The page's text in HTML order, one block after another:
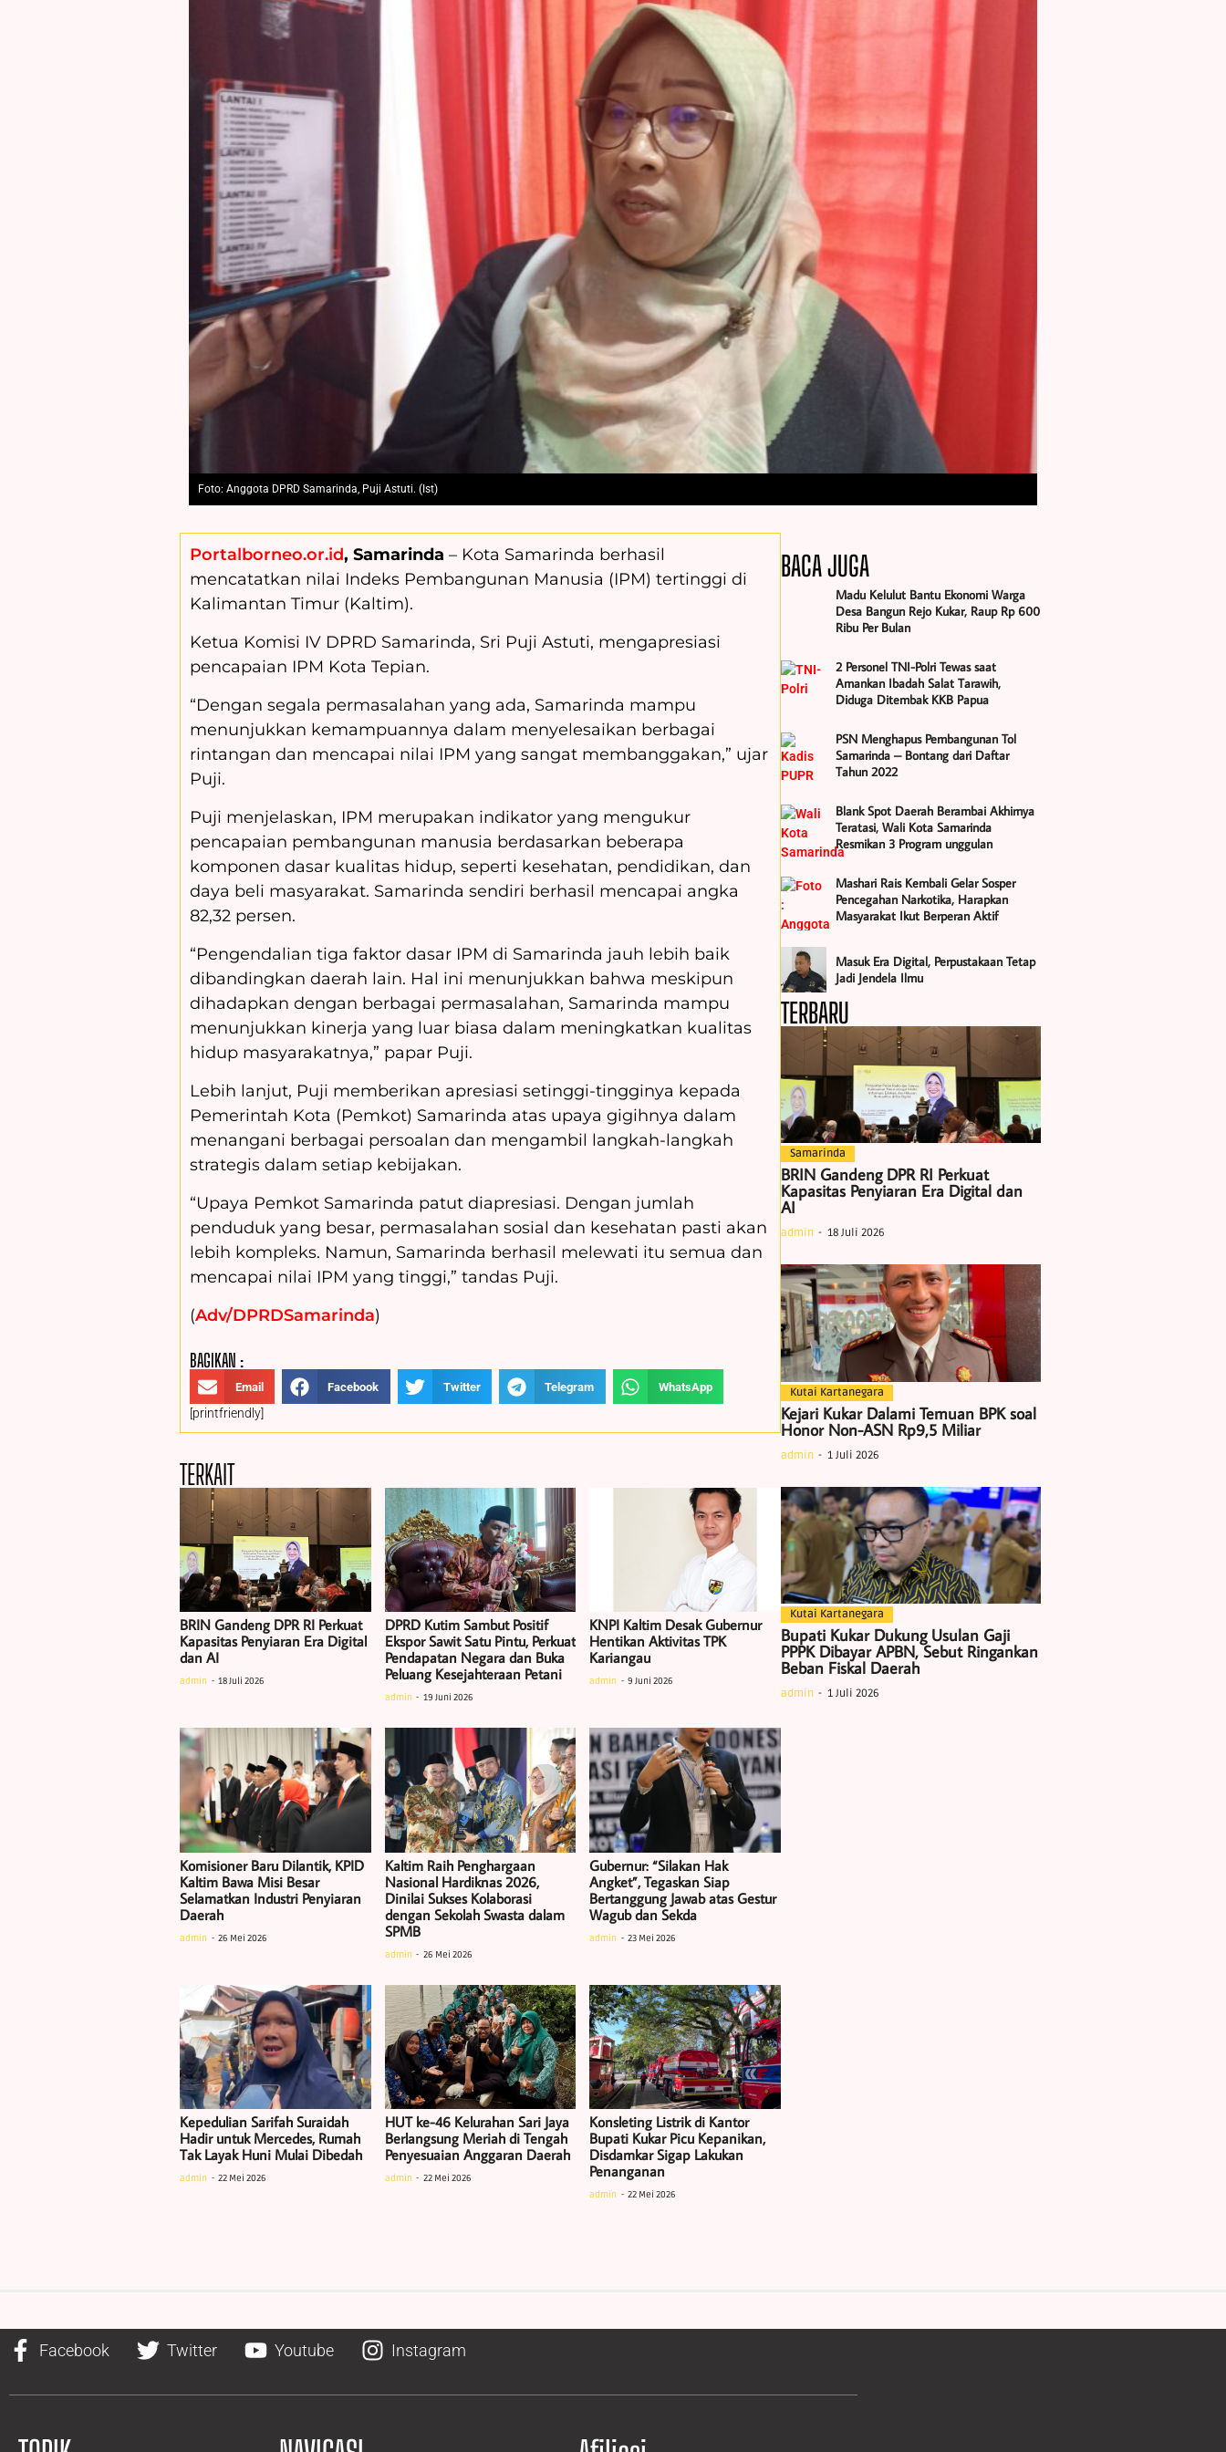
Foto: Anggota DPRD Samarinda, Puji Astuti. (Ist)
Portalborneo.or.id, Samarinda – Kota Samarinda berhasil
mencatatkan nilai Indeks Pembangunan Manusia (IPM) tertinggi di
Kalimantan Timur (Kaltim).
Ketua Komisi IV DPRD Samarinda, Sri Puji Astuti, mengapresiasi
pencapaian IPM Kota Tepian.
“Dengan segala permasalahan yang ada, Samarinda mampu
menunjukkan kemampuannya dalam menyelesaikan berbagai
rintangan dan mencapai nilai IPM yang sangat membanggakan,” ujar
Puji.
Puji menjelaskan, IPM merupakan indikator yang mengukur
pencapaian pembangunan manusia berdasarkan beberapa
komponen dasar kualitas hidup, seperti kesehatan, pendidikan, dan
daya beli masyarakat. Samarinda sendiri berhasil mencapai angka
82,32 persen.
“Pengendalian tiga faktor dasar IPM di Samarinda jauh lebih baik
dibandingkan daerah lain. Hal ini menunjukkan bahwa meskipun
dihadapkan dengan berbagai permasalahan, Samarinda mampu
menunjukkan kinerja yang luar biasa dalam meningkatkan kualitas
hidup masyarakatnya,” papar Puji.
Lebih lanjut, Puji memberikan apresiasi setinggi-tingginya kepada
Pemerintah Kota (Pemkot) Samarinda atas upaya gigihnya dalam
menangani berbagai persoalan dan mengambil langkah-langkah
strategis dalam setiap kebijakan.
“Upaya Pemkot Samarinda patut diapresiasi. Dengan jumlah
penduduk yang besar, permasalahan sosial dan kesehatan pasti akan
lebih kompleks. Namun, Samarinda berhasil melewati itu semua dan
mencapai nilai IPM yang tinggi,” tandas Puji.
(Adv/DPRDSamarinda)
BAGIKAN :
Email Facebook Twitter Telegram WhatsApp
[printfriendly]
TERKAIT
BRIN Gandeng DPR RI Perkuat
Kapasitas Penyiaran Era Digital
dan AI
admin 18 Juli 2026
DPRD Kutim Sambut Positif
Ekspor Sawit Satu Pintu, Perkuat
Pendapatan Negara dan Buka
Peluang Kesejahteraan Petani
admin 19 Juni 2026
KNPI Kaltim Desak Gubernur
Hentikan Aktivitas TPK
Kariangau
admin 9 Juni 2026
Komisioner Baru Dilantik, KPID
Kaltim Bawa Misi Besar
Selamatkan Industri Penyiaran
Daerah
admin 26 Mei 2026
Kaltim Raih Penghargaan
Nasional Hardiknas 2026,
Dinilai Sukses Kolaborasi
dengan Sekolah Swasta dalam
SPMB
admin 26 Mei 2026
Gubernur: “Silakan Hak
Angket”, Tegaskan Siap
Bertanggung Jawab atas Gestur
Wagub dan Sekda
admin 23 Mei 2026
Kepedulian Sarifah Suraidah
Hadir untuk Mercedes, Rumah
Tak Layak Huni Mulai Dibedah
admin 22 Mei 2026
HUT ke-46 Kelurahan Sari Jaya
Berlangsung Meriah di Tengah
Penyesuaian Anggaran Daerah
admin 22 Mei 2026
Konsleting Listrik di Kantor
Bupati Kukar Picu Kepanikan,
Disdamkar Sigap Lakukan
Penanganan
admin 22 Mei 2026
BACA JUGA
Madu Kelulut Bantu Ekonomi Warga
Desa Bangun Rejo Kukar, Raup Rp 600
Ribu Per Bulan
2 Personel TNI-Polri Tewas saat
Amankan Ibadah Salat Tarawih,
Diduga Ditembak KKB Papua
PSN Menghapus Pembangunan Tol
Samarinda – Bontang dari Daftar
Tahun 2022
Blank Spot Daerah Berambai Akhirnya
Teratasi, Wali Kota Samarinda
Resmikan 3 Program unggulan
Mashari Rais Kembali Gelar Sosper
Pencegahan Narkotika, Harapkan
Masyarakat Ikut Berperan Aktif
Masuk Era Digital, Perpustakaan Tetap
Jadi Jendela Ilmu
TERBARU
Samarinda
BRIN Gandeng DPR RI Perkuat
Kapasitas Penyiaran Era Digital dan
AI
admin 18 Juli 2026
Kutai Kartanegara
Kejari Kukar Dalami Temuan BPK soal
Honor Non-ASN Rp9,5 Miliar
admin 1 Juli 2026
Kutai Kartanegara
Bupati Kukar Dukung Usulan Gaji
PPPK Dibayar APBN, Sebut Ringankan
Beban Fiskal Daerah
admin 1 Juli 2026
Facebook Twitter Youtube Instagram